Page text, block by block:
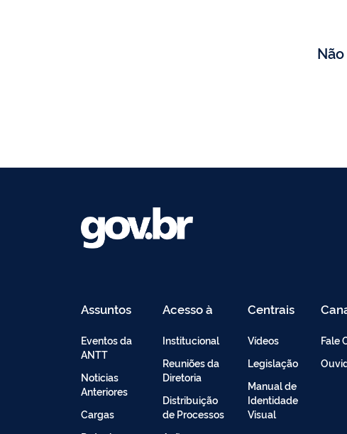
Assuntos
Eventos da
ANTT
Noticias
Anteriores
Cargas
Acesso à
Informação
Institucional
Reuniões da
Diretoria
Distribuição
de Processos
Centrais
de
Vídeos
Legislação
Manual de
Identidade
Visual
Fale